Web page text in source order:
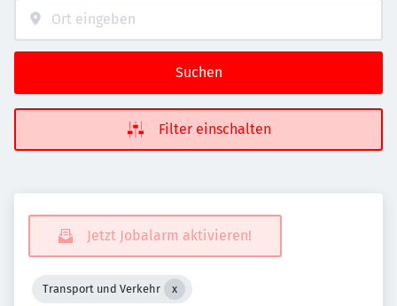
Suchen
Filter einschalten
Jetzt Jobalarm aktivieren!
Transport und Verkehr